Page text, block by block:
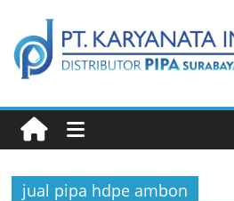
content
Distributor
Pipa
jual pipa hdpe ambon